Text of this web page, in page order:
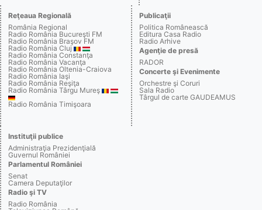
Reţeaua Regională
România Regional
Radio România Bucureşti FM
Radio România Braşov FM
Radio România Cluj
Radio România Constanţa
Radio România Vacanţa
Radio România Oltenia-Craiova
Radio România Iaşi
Radio România Reşiţa
Radio România Târgu Mureş
Radio România Timişoara
Publicaţii
Politica Românească
Editura Casa Radio
Radio Arhive
Agenţie de presă
RADOR
Concerte şi Evenimente
Orchestre şi Coruri
Sala Radio
Târgul de carte GAUDEAMUS
Instituţii publice
Administraţia Prezidenţială
Guvernul României
Parlamentul României
Senat
Camera Deputaţilor
Radio şi TV
Radio România